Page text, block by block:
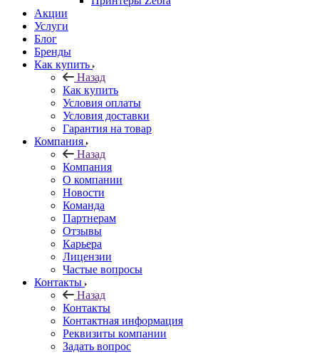
Акции
Услуги
Блог
Бренды
Как купить
Назад
Как купить
Условия оплаты
Условия доставки
Гарантия на товар
Компания
Назад
Компания
О компании
Новости
Команда
Партнерам
Отзывы
Карьера
Лицензии
Частые вопросы
Контакты
Назад
Контакты
Контактная информация
Реквизиты компании
Задать вопрос